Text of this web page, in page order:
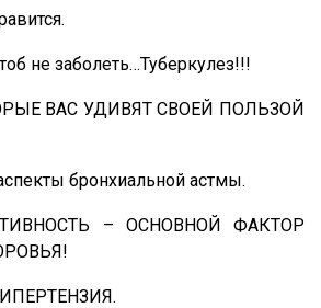
не заболеть…Туберкулез!!!
ВАС УДИВЯТ СВОЕЙ ПОЛЬЗОЙ
бронхиальной астмы.
– ОСНОВНОЙ ФАКТОР